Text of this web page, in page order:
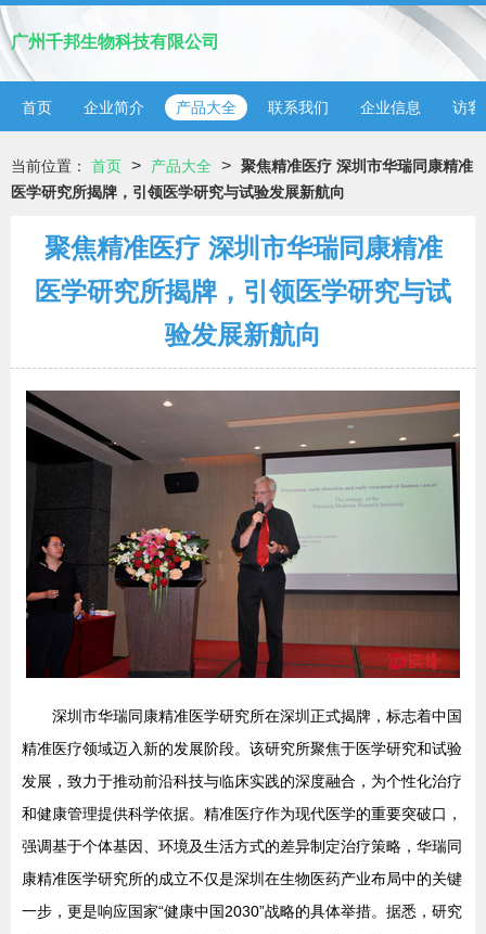
广州千邦生物科技有限公司
首页 企业简介 产品大全 联系我们 企业信息 访客
当前位置： 首页 > 产品大全 > 聚焦精准医疗 深圳市华瑞同康精准
医学研究所揭牌，引领医学研究与试验发展新航向
聚焦精准医疗 深圳市华瑞同康精准
医学研究所揭牌，引领医学研究与试
验发展新航向
深圳市华瑞同康精准医学研究所在深圳正式揭牌，标志着中国
精准医疗领域迈入新的发展阶段。该研究所聚焦于医学研究和试验
发展，致力于推动前沿科技与临床实践的深度融合，为个性化治疗
和健康管理提供科学依据。精准医疗作为现代医学的重要突破口，
强调基于个体基因、环境及生活方式的差异制定治疗策略，华瑞同
康精准医学研究所的成立不仅是深圳在生物医药产业布局中的关键
一步，更是响应国家“健康中国2030”战略的具体举措。据悉，研究